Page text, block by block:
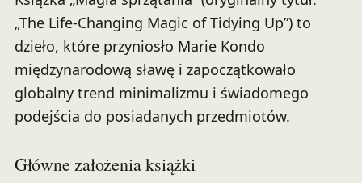
„The Life-Changing Magic of Tidying Up”) to
dzieło, które przyniosło Marie Kondo
międzynarodową sławę i zapoczątkowało
globalny trend minimalizmu i świadomego
podejścia do posiadanych przedmiotów.
Główne założenia książki